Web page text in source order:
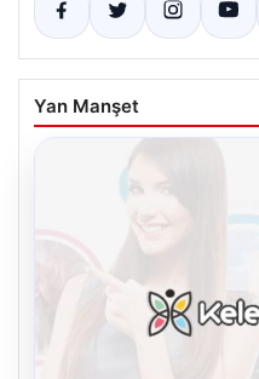
Yan Manşet